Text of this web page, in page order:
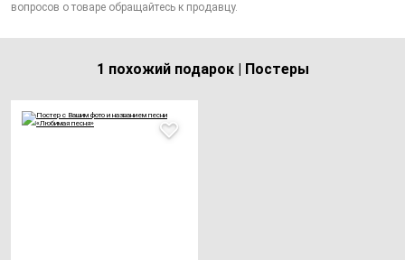
вопросов о товаре обращайтесь к продавцу.
1 похожий подарок | Постеры